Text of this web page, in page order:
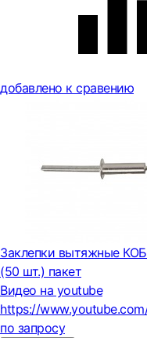
добавлено к сравению
Заклепки вытяжные
(50 шт.) пакет
Видео на youtube
https://
по запросу